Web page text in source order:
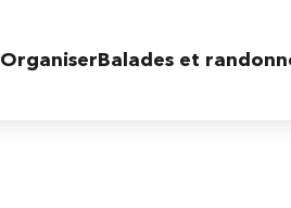
OrganiserBalades et